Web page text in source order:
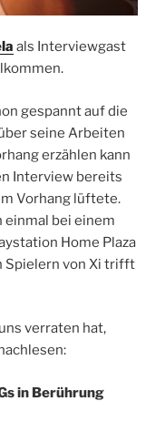
als Interviewgast
gespannt auf die
seine Arbeiten
erzählen kann
Interview bereits
Vorhang lüftete.
einmal bei einem
Home Plaza
Spielern von Xi trifft
verraten hat,
in Berührung